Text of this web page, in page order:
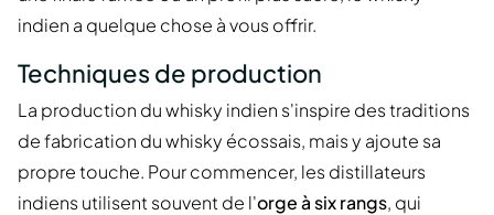
indien a quelque chose à vous offrir.
Techniques de production
La production du whisky indien s'inspire des traditions
de fabrication du whisky écossais, mais y ajoute sa
propre touche. Pour commencer, les distillateurs
indiens utilisent souvent de l'orge à six rangs, qui